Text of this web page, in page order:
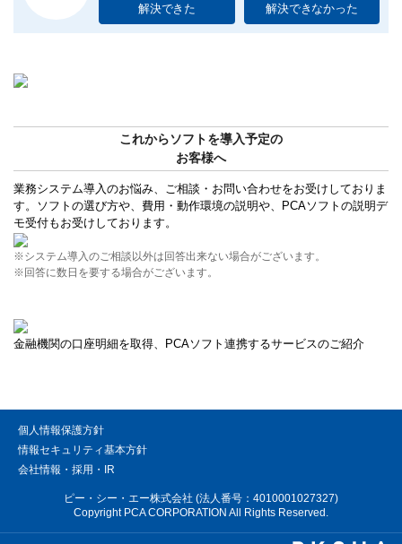
解決できた 解決できなかった
これからソフトを導入予定の
お客様へ
業務システム導入のお悩み、ご相談・お問い合わせをお受けしておりま
す。ソフトの選び方や、費用・動作環境の説明や、PCAソフトの説明デ
モ受付もお受けしております。
※システム導入のご相談以外は回答出来ない場合がございます。
※回答に数日を要する場合がございます。
金融機関の口座明細を取得、PCAソフト連携するサービスのご紹介
個人情報保護方針
情報セキュリティ基本方針
会社情報・採用・IR
ピー・シー・エー株式会社 (法人番号：4010001027327)
Copyright PCA CORPORATION All Rights Reserved.